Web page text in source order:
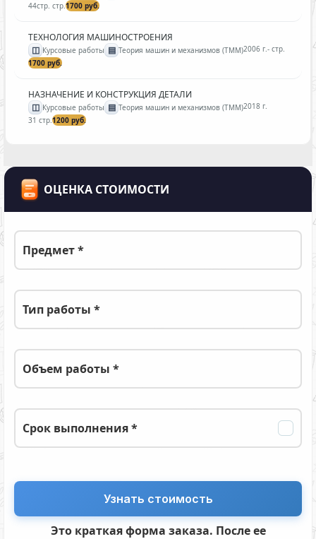
44стр. стр.1700 руб.
ТЕХНОЛОГИЯ МАШИНОСТРОЕНИЯ
◫ Курсовые работы ▤ Теория машин и механизмов (ТММ)2006 г.- стр.
1700 руб.
НАЗНАЧЕНИЕ И КОНСТРУКЦИЯ ДЕТАЛИ
◫ Курсовые работы ▤ Теория машин и механизмов (ТММ)2018 г.
31 стр.1200 руб.
ОЦЕНКА СТОИМОСТИ
Предмет *
Тип работы *
Объем работы *
Срок выполнения *
Это краткая форма заказа. После ее